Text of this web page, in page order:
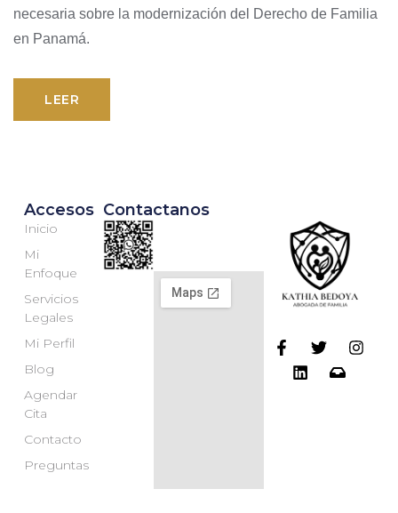
necesaria sobre la modernización del Derecho de Familia
en Panamá.
LEER
Accesos
Inicio
Mi
Enfoque
Servicios
Legales
Mi Perfil
Blog
Agendar
Cita
Contacto
Preguntas
Contactanos